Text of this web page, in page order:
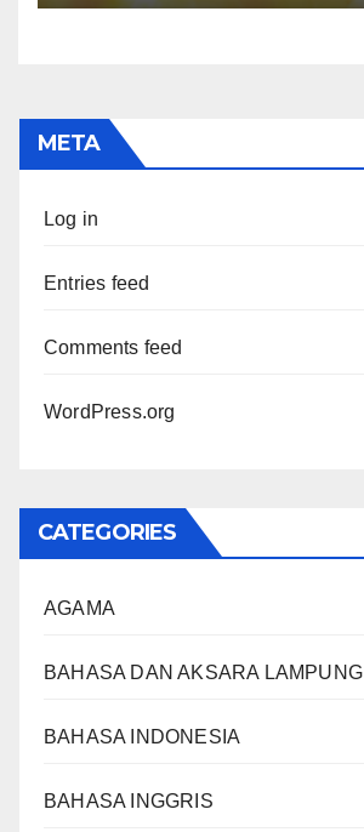
META
Log in
Entries feed
Comments feed
WordPress.org
CATEGORIES
AGAMA
BAHASA DAN AKSARA LAMPUNG
BAHASA INDONESIA
BAHASA INGGRIS